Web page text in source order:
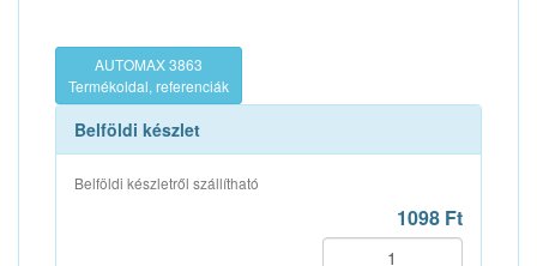
AUTOMAX 3863
Termékoldal, referenciák
Belföldi készlet
Belföldi készletről szállítható
1098 Ft